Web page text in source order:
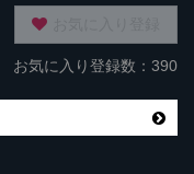
お気に入り登録数：390